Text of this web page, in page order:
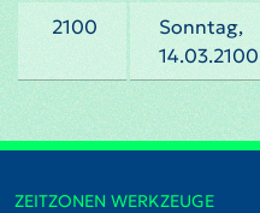
2100
Sonntag,
14.03.2100
ZEITZONEN WERKZEUGE